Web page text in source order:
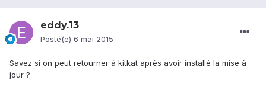
eddy.13
Posté(e) 6 mai 2015
Savez si on peut retourner à kitkat après avoir installé la mise à
jour ?